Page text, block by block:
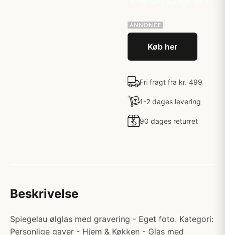
Køb her
Fri fragt fra kr. 499
1-2 dages levering
90 dages returret
Beskrivelse
Spiegelau ølglas med gravering - Eget foto. Kategori:
Personlige gaver - Hjem & Køkken - Glas med